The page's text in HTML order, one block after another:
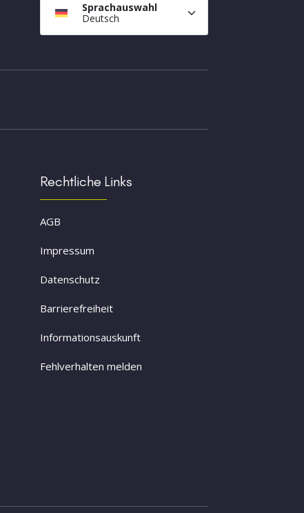
Sprachauswahl
Deutsch
Rechtliche Links
AGB
Impressum
Datenschutz
Barrierefreiheit
Informationsauskunft
Fehlverhalten melden